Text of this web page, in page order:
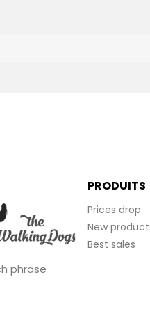
phrase
PRODUITS
Prices drop
New
Best sales